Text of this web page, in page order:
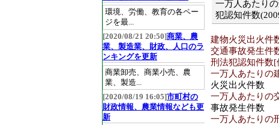
一万人あたり
犯認知件数
建物火災出火件
交通事故発生件
刑法犯認知件数[
一万人あたりの
火災出火件数
一万人あたりの
事故発生件数
一万人あたりの
環境、労働、教育の各ペー
ジを最...
[2020/08/21 20:50]商業、農
業、製造業、財政、人口のラ
ンキングを更新
商業卸売、商業小売、農
業、製造...
[2020/08/19 16:05]市町村の
財政情報、農業情報なども更
新